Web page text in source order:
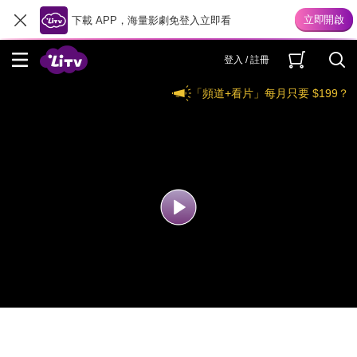
下載 APP，海量影劇免登入立即看
登入 / 註冊
「頻道+看片」每月只要 $199？